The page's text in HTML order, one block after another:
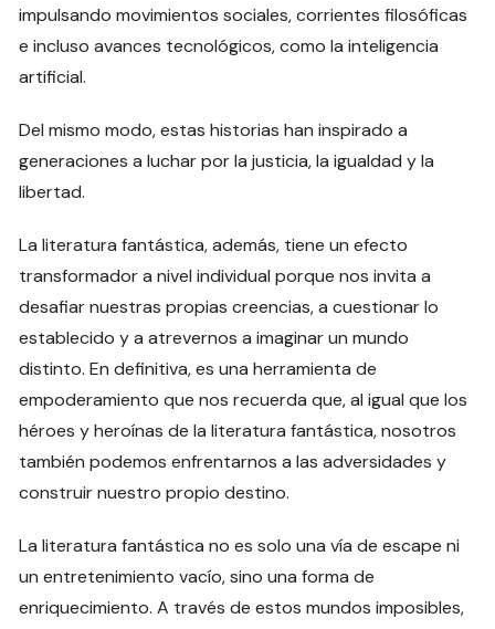
impulsando movimientos sociales, corrientes filosóficas
e incluso avances tecnológicos, como la inteligencia
artificial.
Del mismo modo, estas historias han inspirado a
generaciones a luchar por la justicia, la igualdad y la
libertad.
La literatura fantástica, además, tiene un efecto
transformador a nivel individual porque nos invita a
desafiar nuestras propias creencias, a cuestionar lo
establecido y a atrevernos a imaginar un mundo
distinto. En definitiva, es una herramienta de
empoderamiento que nos recuerda que, al igual que los
héroes y heroínas de la literatura fantástica, nosotros
también podemos enfrentarnos a las adversidades y
construir nuestro propio destino.
La literatura fantástica no es solo una vía de escape ni
un entretenimiento vacío, sino una forma de
enriquecimiento. A través de estos mundos imposibles,